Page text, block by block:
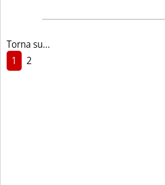
Torna su...
1
2